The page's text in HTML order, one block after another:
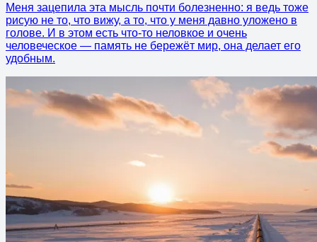
Меня зацепила эта мысль почти болезненно: я ведь тоже
рисую не то, что вижу, а то, что у меня давно уложено в
голове. И в этом есть что-то неловкое и очень
человеческое — память не бережёт мир, она делает его
удобным.